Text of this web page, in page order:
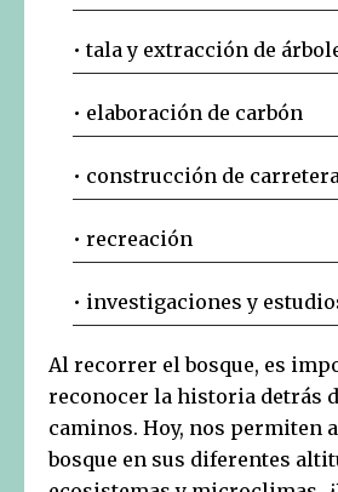
• tala y extracción de
• elaboración de carbón
• construcción de
• recreación
• investigaciones y
Al recorrer el bosque, es
reconocer la historia detrás
caminos. Hoy, nos permiten
bosque en sus diferentes